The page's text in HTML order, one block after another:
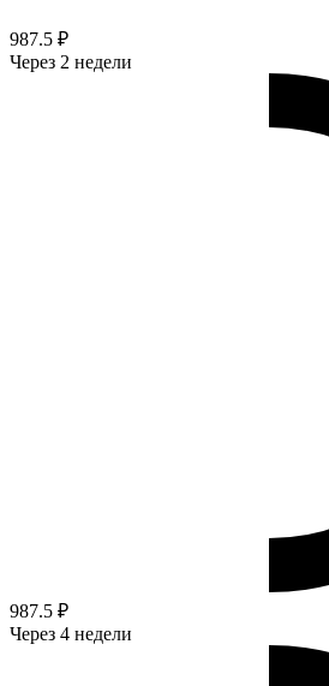
987.5 ₽
Через 2 недели
987.5 ₽
Через 4 недели